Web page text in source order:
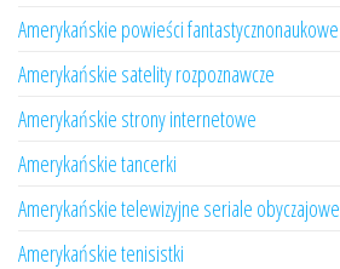
Amerykańskie powieści fantastycznonaukowe
Amerykańskie satelity rozpoznawcze
Amerykańskie strony internetowe
Amerykańskie tancerki
Amerykańskie telewizyjne seriale obyczajowe
Amerykańskie tenisistki